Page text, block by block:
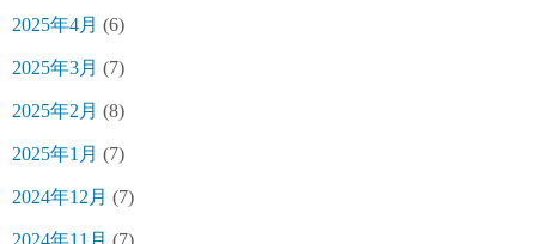
2025年4月 (6)
2025年3月 (7)
2025年2月 (8)
2025年1月 (7)
2024年12月 (7)